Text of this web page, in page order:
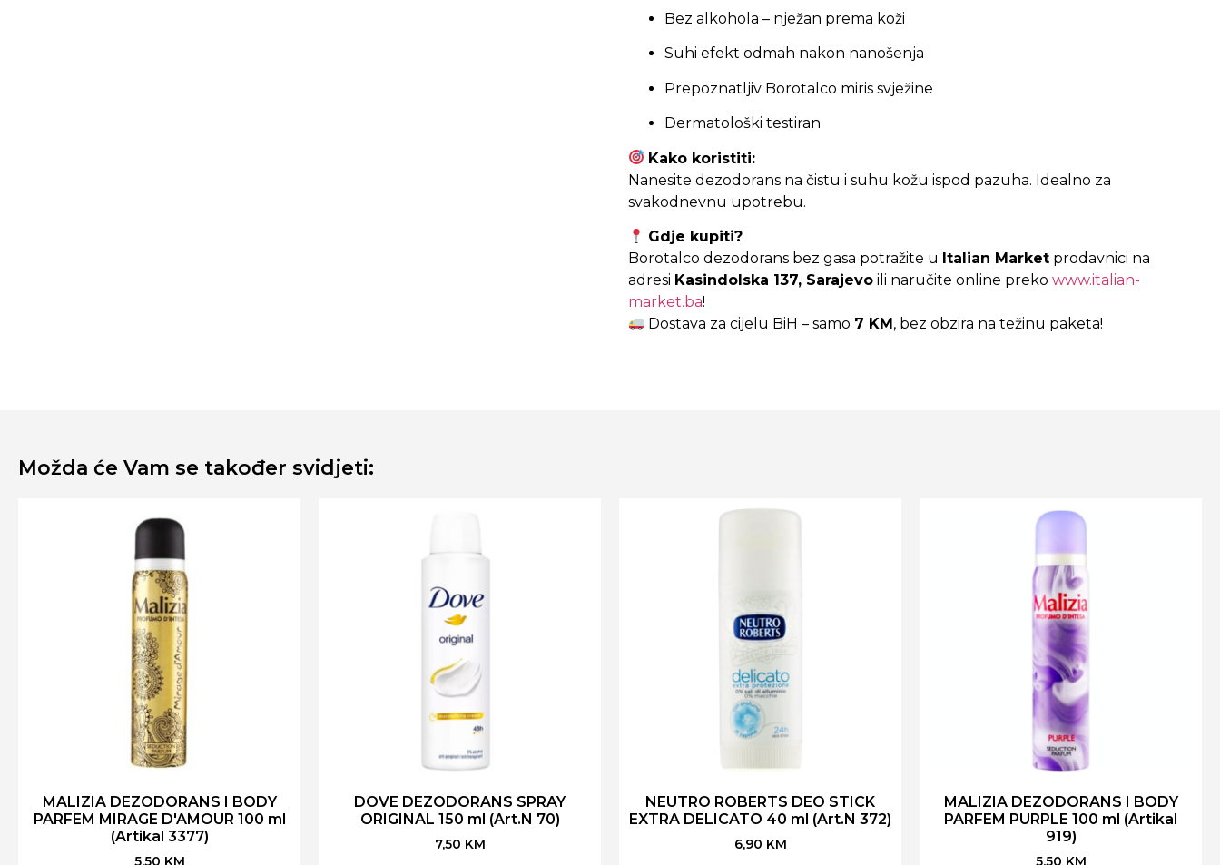
Bez alkohola – nježan prema koži
Suhi efekt odmah nakon nanošenja
Prepoznatljiv Borotalco miris svježine
Dermatološki testiran
Kako koristiti:
Nanesite dezodorans na čistu i suhu kožu ispod pazuha. Idealno za
svakodnevnu upotrebu.
Gdje kupiti?
Borotalco dezodorans bez gasa potražite u Italian Market prodavnici na
adresi Kasindolska 137, Sarajevo ili naručite online preko www.italian-
market.ba!
Dostava za cijelu BiH – samo 7 KM, bez obzira na težinu paketa!
Možda će Vam se također svidjeti:
MALIZIA DEZODORANS I BODY
PARFEM MIRAGE D'AMOUR 100 ml
(Artikal 3377)
5,50 KM
DOVE DEZODORANS SPRAY
ORIGINAL 150 ml (Art.N 70)
7,50 KM
NEUTRO ROBERTS DEO STICK
EXTRA DELICATO 40 ml (Art.N 372)
6,90 KM
MALIZIA DEZODORANS I BODY
PARFEM PURPLE 100 ml (Artikal
919)
5,50 KM